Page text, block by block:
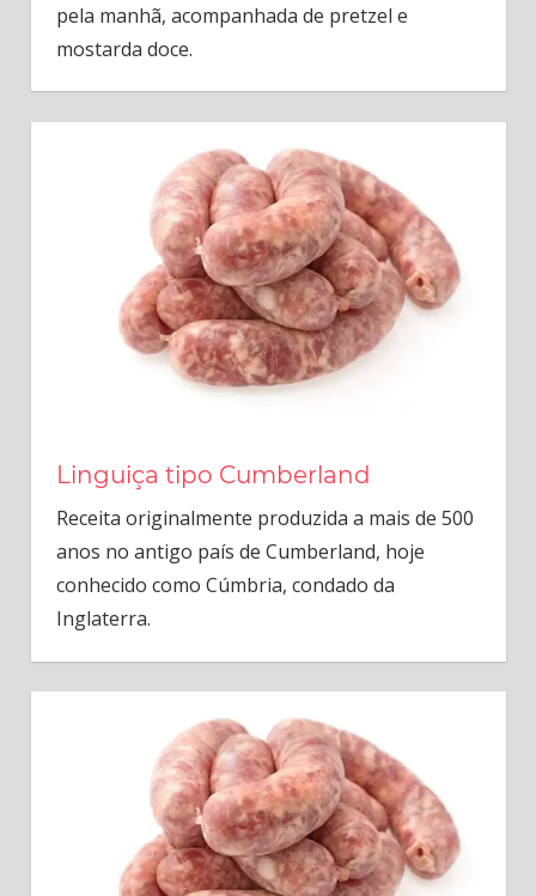
pela manhã, acompanhada de pretzel e
mostarda doce.
Linguiça tipo Cumberland
Receita originalmente produzida a mais de 500
anos no antigo país de Cumberland, hoje
conhecido como Cúmbria, condado da
Inglaterra.